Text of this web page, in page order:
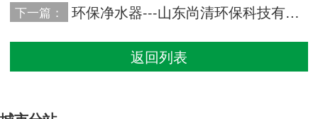
下一篇： 环保净水器---山东尚清环保科技有限公司专利
返回列表